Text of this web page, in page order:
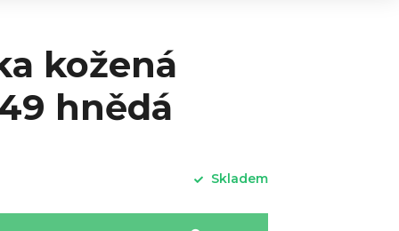
kožená
hnědá
Skladem